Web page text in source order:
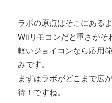
ラボの原点はそこにある
Wiiリモコンだと重さがそ
軽いジョイコンなら応用
みです。
まずはラボがどこまで広
待！ですね。